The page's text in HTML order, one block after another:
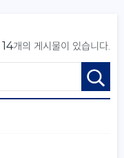
14개의 게시물이 있습니다.